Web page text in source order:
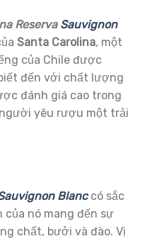
Reserva Sauvignon
Santa Carolina, một
của Chile được
đến với chất lượng
đánh giá cao trong
yêu rượu một trải
Blanc có sắc
nó mang đến sự
chất, bưởi và đào. Vị